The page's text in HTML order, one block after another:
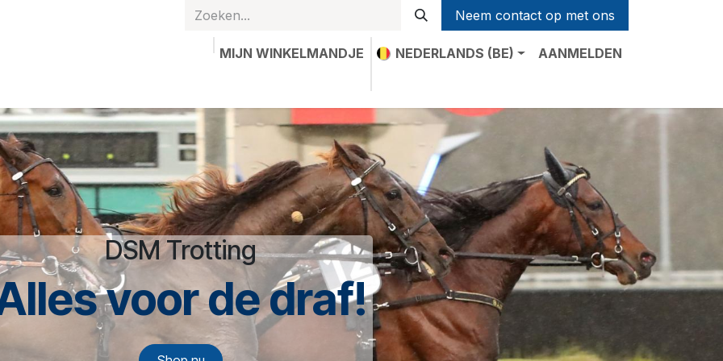
Neem contact op met ons
MIJN WINKELMANDJE NEDERLANDS (BE)
AANMELDEN
DSM Trotting
voor de draf!